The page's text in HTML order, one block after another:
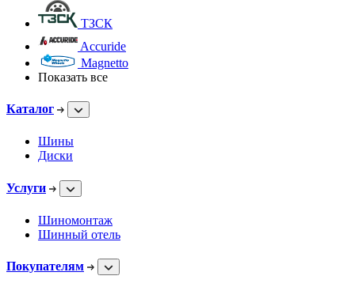
ТЗСК
Accuride
Magnetto
Показать все
Каталог
Шины
Диски
Услуги
Шиномонтаж
Шинный отель
Покупателям